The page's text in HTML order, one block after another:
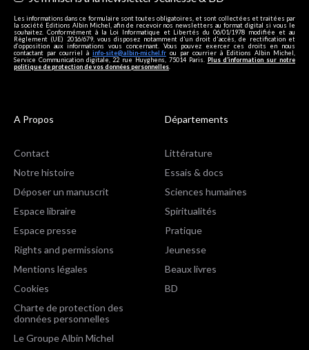
Les informations dans ce formulaire sont toutes obligatoires, et sont collectées et traitées par
la société Editions Albin Michel, afin de recevoir nos newsletters au format digital si vous le
souhaitez. Conformément à la Loi Informatique et Libertés du 06/01/1978 modifiée et au
Règlement (UE) 2016/679, vous disposez notamment d'un droit d'accès, de rectification et
d’opposition aux informations vous concernant. Vous pouvez exercer ces droits en nous
contactant par courriel à info-site@albin-michel.fr ou par courrier à Editions Albin Michel,
Service Communication digitale, 22 rue Huyghens, 75014 Paris. Plus d’information sur notre
politique de protection de vos données personnelles
A Propos
Contact
Notre histoire
Déposer un manuscrit
Espace libraire
Espace presse
Rights and permissions
Mentions légales
Cookies
Charte de protection des
données personnelles
Le Groupe Albin Michel
Départements
Littérature
Essais & docs
Sciences humaines
Spiritualités
Pratique
Jeunesse
Beaux livres
BD